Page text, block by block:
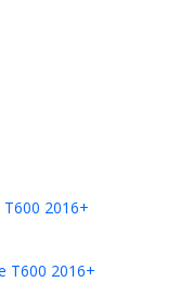
2016+
T600 2016+